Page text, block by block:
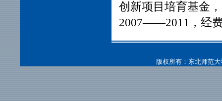
创新项目培育基金，
2007——2011，经
版权所有：东北师范